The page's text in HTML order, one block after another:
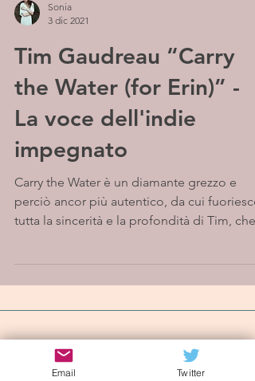
Sonia
3 dic 2021
Tim Gaudreau “Carry
the Water (for Erin)” -
La voce dell'indie
impegnato
Carry the Water è un diamante grezzo e
perciò ancor più autentico, da cui fuoriesce
tutta la sincerità e la profondità di Tim,
Iscriviti alla mailing list
Email Twitter